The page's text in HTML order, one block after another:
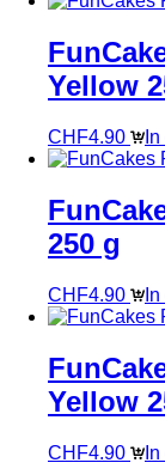
Yellow
CHF4.90
250 g
CHF4.90
Yellow
CHF4.90